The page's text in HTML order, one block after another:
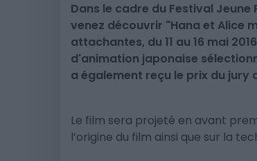
Dans le cadre du Festival
venez découvrir "Hana et Alice
attachantes, du 11 au 16 mai
d'animation japonaise
a également reçu le prix du jury
Le film sera projeté en avant
l’origine du film ainsi que sur la